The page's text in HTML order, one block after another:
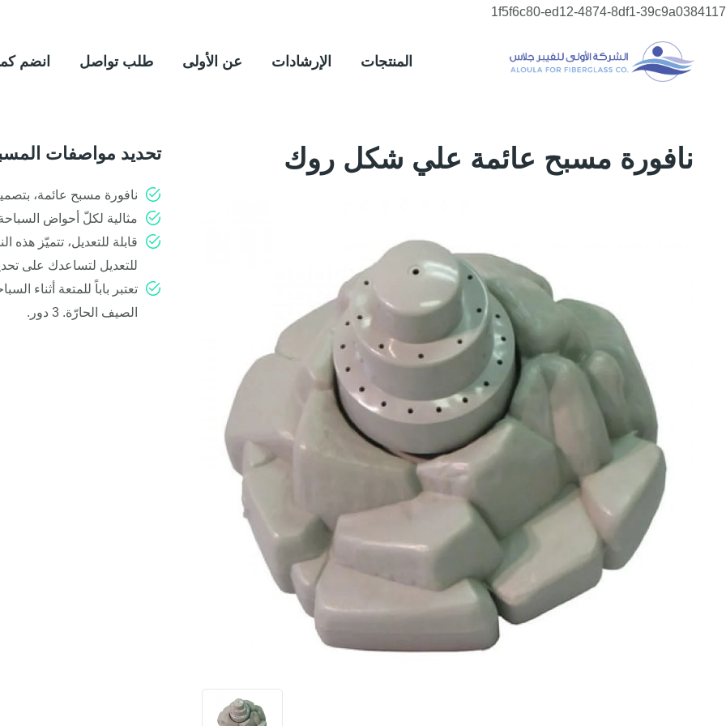
1f5f6c80-ed12-4874-8df1-39c9a0384117
المنتجات الإرشادات عن الأولى طلب تواصل انضم
نافورة مسبح عائمة علي شكل روك تحديد مواصفات
نافورة مسبح عائمة،
مثالية لكلّ أحواض
قابلة للتعديل، تتميّز هذه
للتعديل لتساعدك على
تعتبر باباً للمتعة أثناء
الصيف الحارّة. 3 دور.